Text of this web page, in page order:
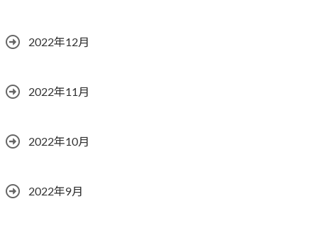
2022年12月
2022年11月
2022年10月
2022年9月